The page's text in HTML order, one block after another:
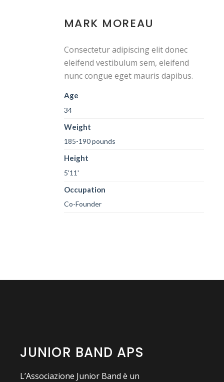
MARK MOREAU
Consectetur adipiscing elit donec
eleifend vestibulum sem, eleifend
nunc congue eget mauris dapibus.
Age
34
Weight
185-190 pounds
Height
5'11'
Occupation
Co-Founder
JUNIOR BAND APS
L’Associazione Junior Band è un